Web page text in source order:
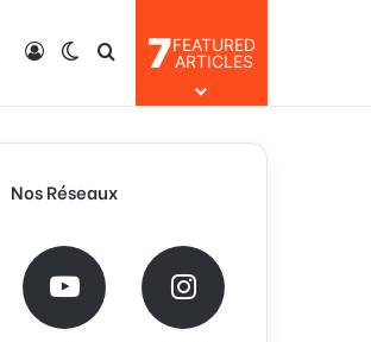
ConnexionSwitch skin
Rechercher
7FEATURED
ARTICLES
Nos Réseaux